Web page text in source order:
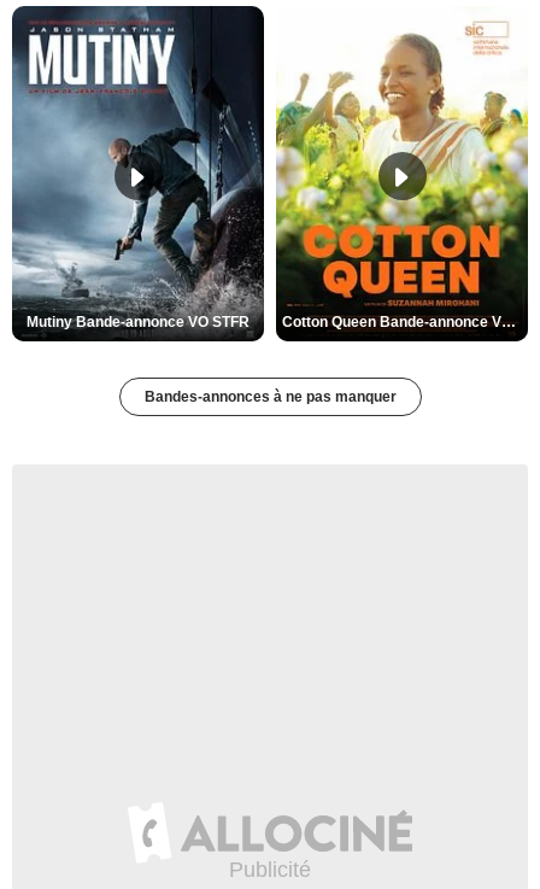
Mutiny Bande-annonce VO STFR Cotton Queen Bande-annonce VO STFR
Bandes-annonces à ne pas manquer